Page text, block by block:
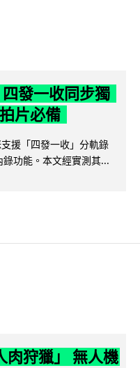
發一收同步獨
片必備
援「四發一收」分軌錄
功能。本文經實測其...
肉狩獵」 無人機